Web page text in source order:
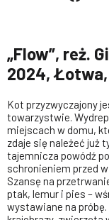
„Flow”, reż.
2024,
Kot przyzwyczajony
towarzystwie.
miejscach w domu,
zdaje się należeć już
tajemnicza powódź
schronieniem przed
Szansę na
ptak, lemur i pies –
wystawiane na